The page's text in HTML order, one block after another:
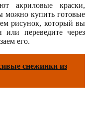
акриловые краски,
можно купить готовые
рисунок, который вы
или переведите через
его.
снежинки из